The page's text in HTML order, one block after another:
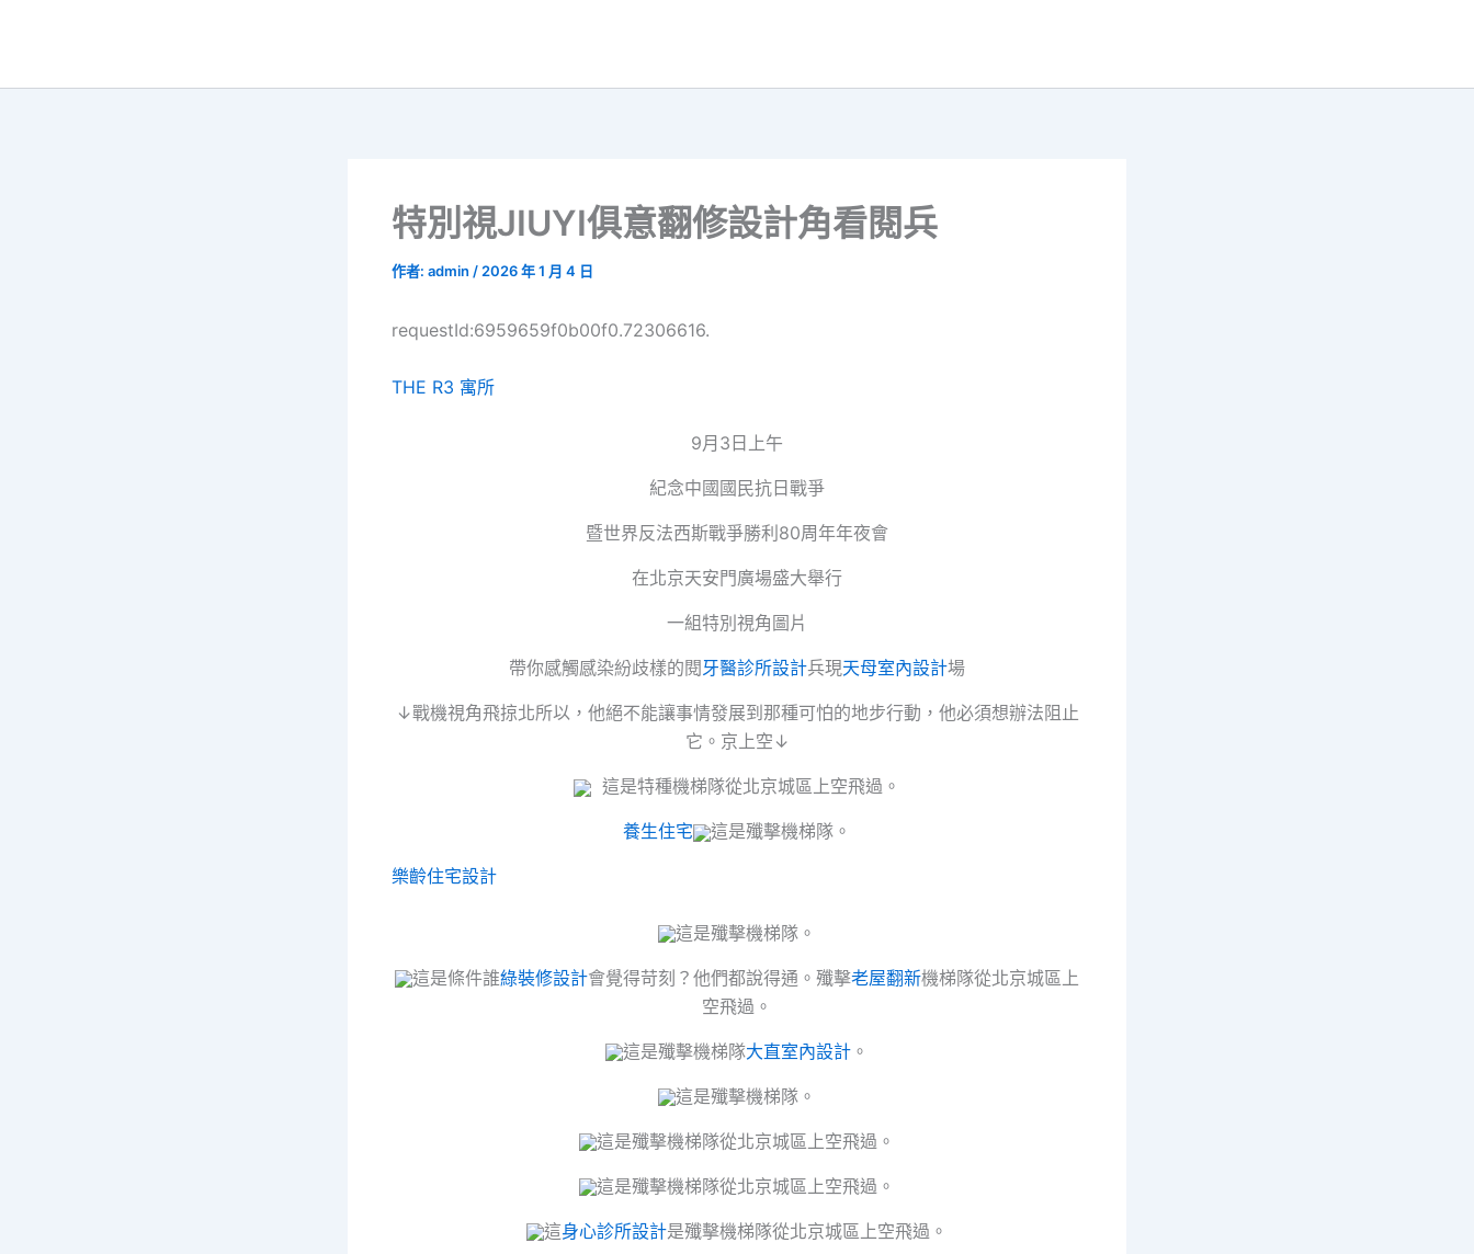
特別視JIUYI俱意翻修設計角看閱兵
作者: admin / 2026 年 1 月 4 日
requestId:6959659f0b00f0.72306616.
THE R3 寓所
9月3日上午
紀念中國國民抗日戰爭
暨世界反法西斯戰爭勝利80周年年夜會
在北京天安門廣場盛大舉行
一組特別視角圖片
帶你感觸感染紛歧樣的閱牙醫診所設計兵現天母室內設計場
↓戰機視角飛掠北所以，他絕不能讓事情發展到那種可怕的地步行動，他必須想辦法阻止
它。京上空↓
這是特種機梯隊從北京城區上空飛過。
養生住宅 這是殲擊機梯隊。
樂齡住宅設計
這是殲擊機梯隊。
這是條件誰綠裝修設計會覺得苛刻？他們都說得通。殲擊老屋翻新機梯隊從北京城區上
空飛過。
這是殲擊機梯隊大直室內設計 。
這是殲擊機梯隊。
這是殲擊機梯隊從北京城區上空飛過。
這是殲擊機梯隊從北京城區上空飛過。
這身心診所設計是殲擊機梯隊從北京城區上空飛過。